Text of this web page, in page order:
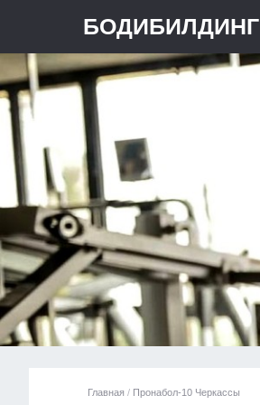
БОДИБИЛДИНГ
Главная / Пронабол-10 Черкассы